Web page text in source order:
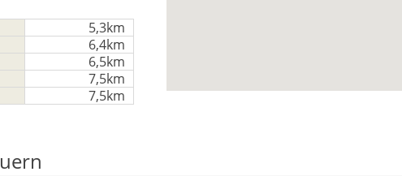
5,3km
6,4km
6,5km
7,5km
7,5km